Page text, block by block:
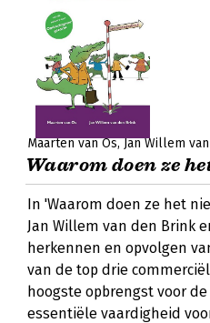
Maarten van Os Jan Willem
Waarom doen ze
In 'Waarom doen ze het
Jan Willem van den Brink
herkennen en opvolgen
van de top drie
hoogste opbrengst voor
essentiële vaardigheid